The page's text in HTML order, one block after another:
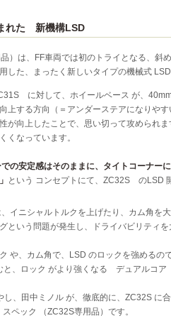
れた 新機構LSD
は、FF車両では初のトライとなる、斜
した、まったく新しいタイプの機械式 LSD
に対して、ホイールベース が、
上する方向（＝アンダーステアになりや
が向上したことで、思い切って攻められま
くなっています。
での安定感はそのままに、タイトコーナー
という コンセプトにて、ZC32S のLSD
イニシャルトルクを上げたり、カム角を
という問題が発生し、ドライバビリティ
や、カム角で、LSD のロックを強めるの
と、ロック がより強くなる デュアル
、田中ミノル が、徹底的に、ZC32S に
ック （ZC32S専用品）です。